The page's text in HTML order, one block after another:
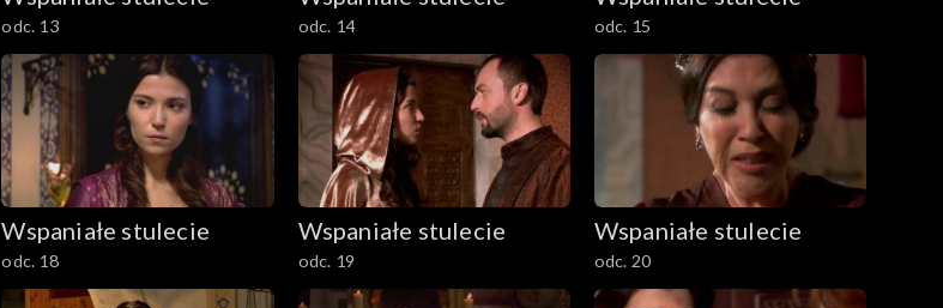
odc. 13 odc. 14 odc. 15
Wspaniałe stulecie
odc. 18
Wspaniałe stulecie
odc. 19
Wspaniałe stulecie
odc. 20